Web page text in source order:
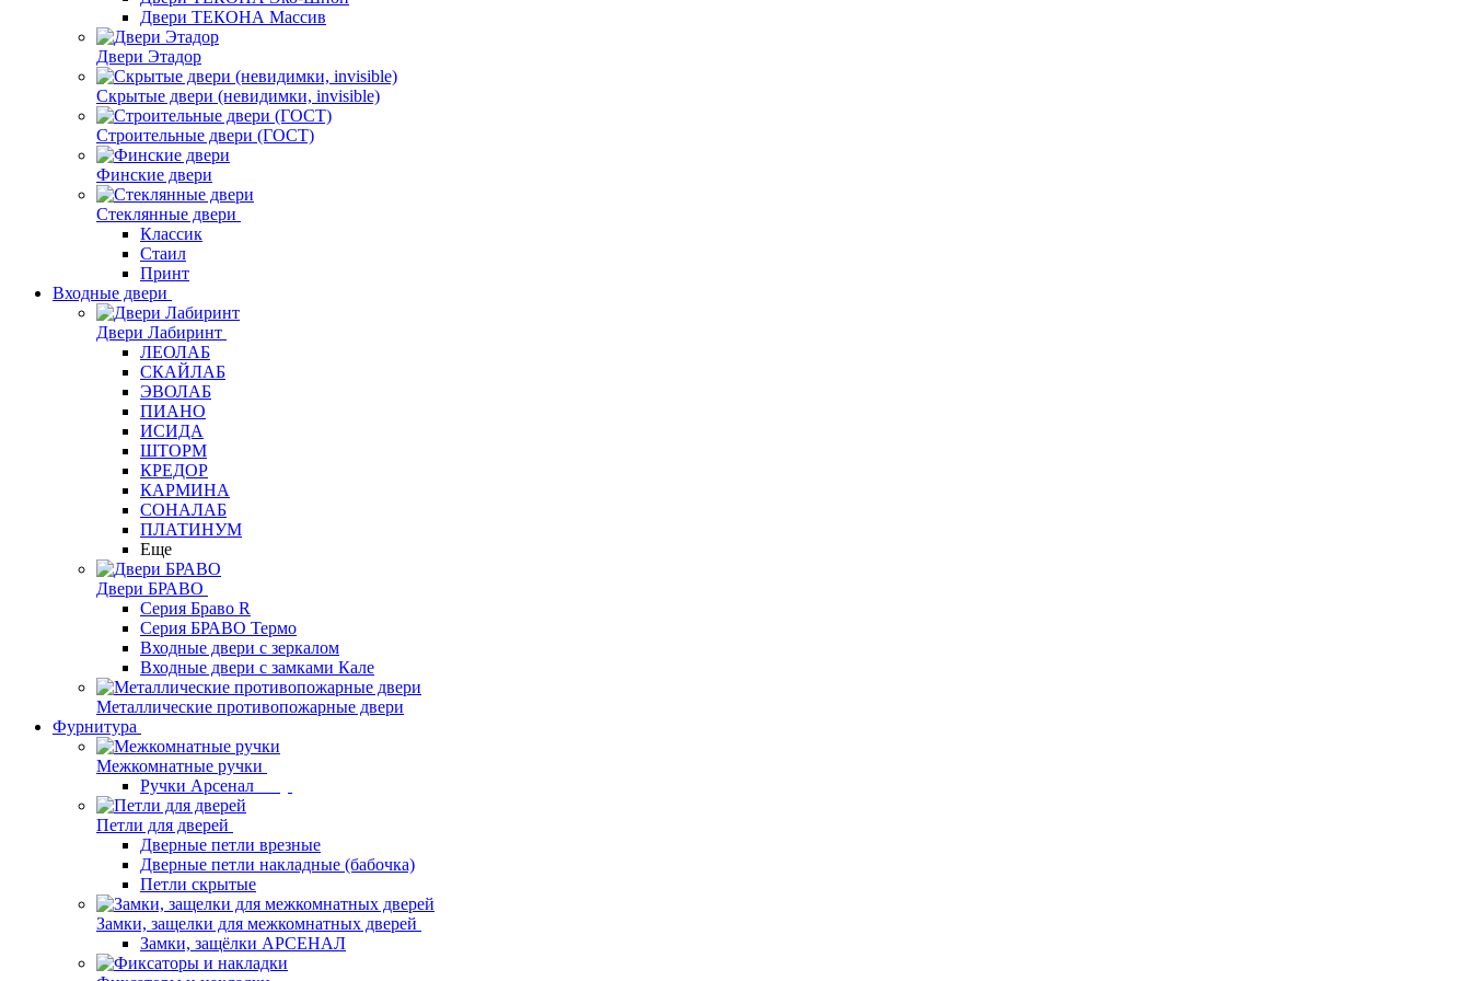
Двери ТЕКОНА Массив
Двери Этадор
Скрытые двери (невидимки, invisible)
Строительные двери (ГОСТ)
Финские двери
Стеклянные двери
Классик
Стаил
Принт
Входные двери
Двери Лабиринт
ЛЕОЛАБ
СКАЙЛАБ
ЭВОЛАБ
ПИАНО
ИСИДА
ШТОРМ
КРЕДОР
КАРМИНА
СОНАЛАБ
ПЛАТИНУМ
Еще
Двери БРАВО
Серия Браво R
Серия БРАВО Термо
Входные двери с зеркалом
Входные двери с замками Кале
Металлические противопожарные двери
Фурнитура
Межкомнатные ручки
Ручки Арсенал
Петли для дверей
Дверные петли врезные
Дверные петли накладные (бабочка)
Петли скрытые
Замки, защелки для межкомнатных дверей
Замки, защёлки АРСЕНАЛ